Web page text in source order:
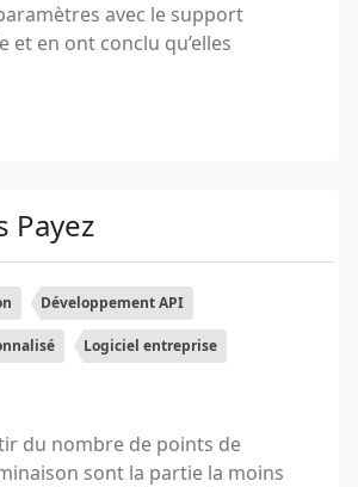
avec le support
en ont conclu qu’elles
Payez
Développement API
Logiciel entreprise
du nombre de points de
sont la partie la moins